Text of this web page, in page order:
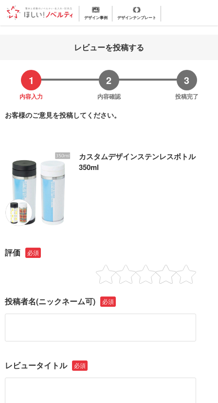
デザイン事例 デザインテンプレート
レビューを投稿する
内容入力 内容確認 投稿完了
お客様のご意見を投稿してください。
カスタムデザインステンレスボトル
350ml
評価 必須
投稿者名(ニックネーム可) 必須
レビュータイトル 必須